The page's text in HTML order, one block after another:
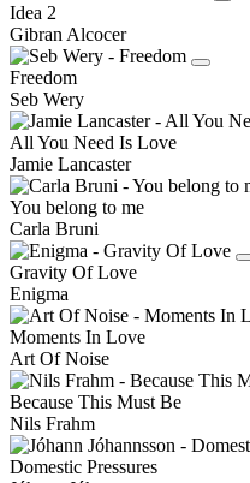
Idea 2
Gibran Alcocer
Freedom
Seb Wery
All You Need Is Love
Jamie Lancaster
You belong to me
Carla Bruni
Gravity Of Love
Enigma
Moments In Love
Art Of Noise
Because This Must Be
Nils Frahm
Domestic Pressures